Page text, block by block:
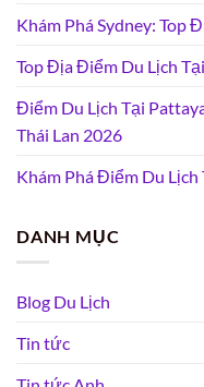
Khám Phá Sydney: Top
Top Địa Điểm Du Lịch
Điểm Du Lịch Tại
Thái Lan 2026
Khám Phá Điểm Du
DANH MỤC
Blog Du Lịch
Tin tức